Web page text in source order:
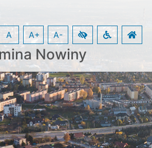
Nowiny
A A+ A-